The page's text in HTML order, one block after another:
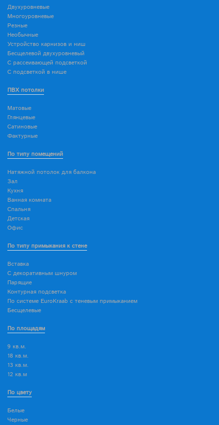
Двухуровневые
Многоуровневые
Резные
Необычные
Устройство карнизов и ниш
Бесщелевой двухуровневый
С рассеивающей подсветкой
С подсветкой в нише
ПВХ потолки
Матовые
Глянцевые
Сатиновые
Фактурные
По типу помещений
Натяжной потолок для балкона
Зал
Кухня
Ванная комната
Спальня
Детская
Офис
По типу примыкания к стене
Вставка
С декоративным шнуром
Парящие
Контурная подсветка
По системе EuroKraab с теневым примыканием
Бесщелевые
По площадям
9 кв.м.
18 кв.м.
13 кв.м.
12 кв.м
По цвету
Белые
Черные